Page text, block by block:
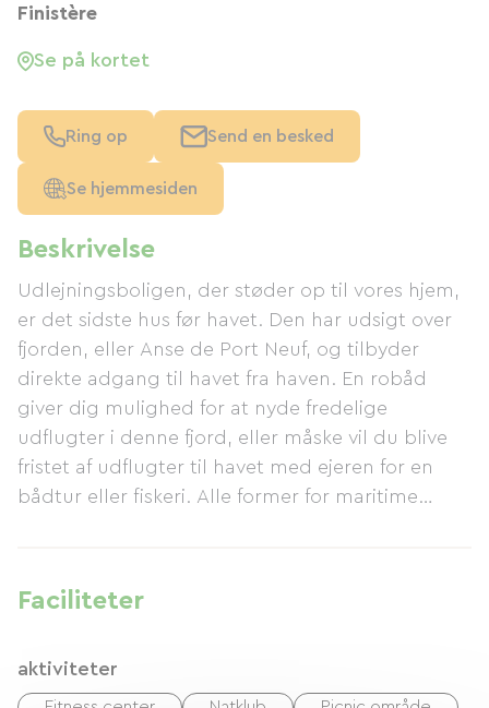
Beskrivelse
Udlejningsboligen, der støder op til vores hjem,
er det sidste hus før havet. Den har udsigt over
fjorden, eller Anse de Port Neuf, og tilbyder
direkte adgang til havet fra haven. En robåd
giver dig mulighed for at nyde fredelige
udflugter i denne fjord, eller måske vil du blive
fristet af udflugter til havet med ejeren for en
bådtur eller fiskeri. Alle former for maritime
Ved "La Mauvaise Grève" (Mogueriec) og ved
Dossen (Santec) kan du også dyrke vandsport ...
Vandreentusiaster vil blive begejstrede for
kyststien, der er tilgængelig fra
Faciliteter
aktiviteter
Finistère
Se på kortet
Ring op Send en besked
Se hjemmesiden